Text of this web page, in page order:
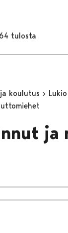
tulosta
koulutus Lukio
ja